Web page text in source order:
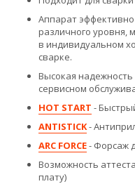
Аппарат
различного уровня,
в индивидуальном
сварке.
Высокая надежность
сервисном
HOT START -
ANTISTICK-
ARC FORCE- Форсаж
Возможность
плату)